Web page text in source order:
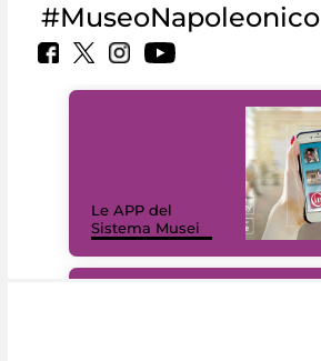
#MuseoNapoleonico
Le APP del
Sistema Musei